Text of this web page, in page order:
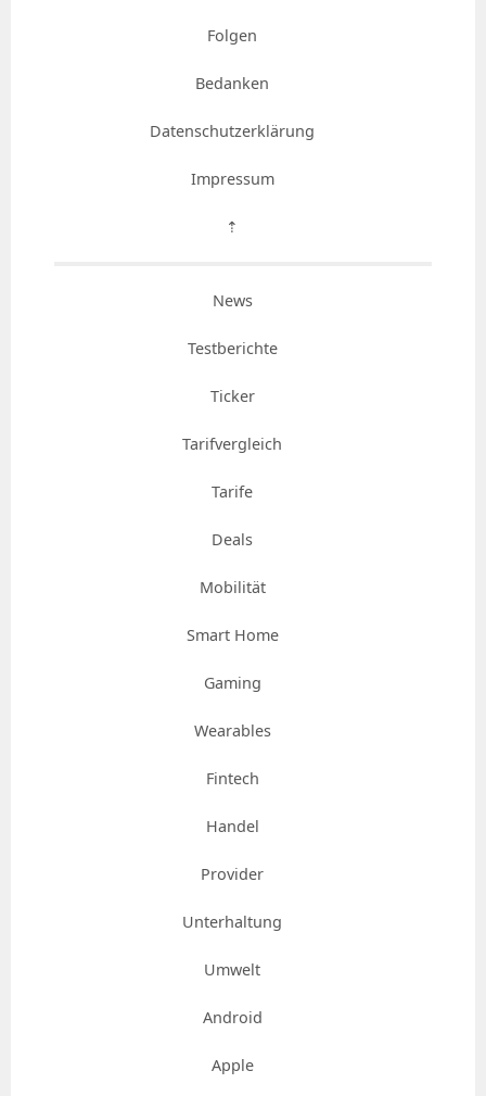
Folgen
Bedanken
Datenschutzerklärung
Impressum
⇡
News
Testberichte
Ticker
Tarifvergleich
Tarife
Deals
Mobilität
Smart Home
Gaming
Wearables
Fintech
Handel
Provider
Unterhaltung
Umwelt
Android
Apple